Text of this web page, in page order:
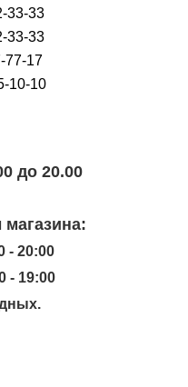
33-33
33-33
77-17
10-10
до 20.00
- 20:00
- 19:00